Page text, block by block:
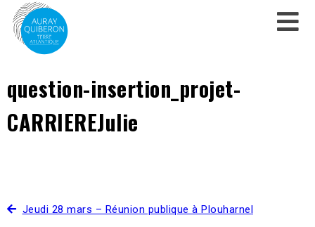
question-insertion_projet-
CARRIEREJulie
Jeudi 28 mars – Réunion publique à Plouharnel